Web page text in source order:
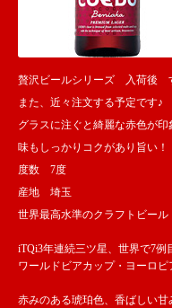
贅沢ビールシリーズ 入荷後
また、近々注文する予定です♪
グラスに注ぐと綺麗な赤色が印
味もしっかりコクがあり旨い！
度数 7度
産地 埼玉
世界最高水準のクラフトビー
iTQi3年連続三ツ星、世界で7
ワールドビアカップ・ヨーロピ
赤みのある琥珀色、香ばしい